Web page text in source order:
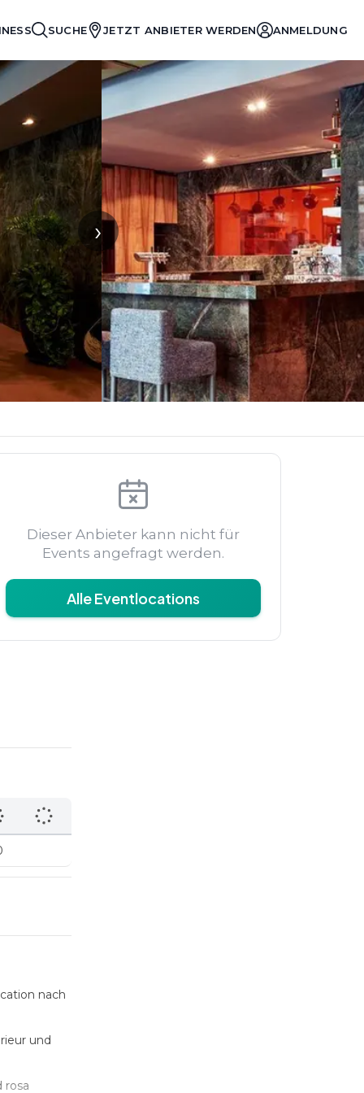
SUCHE JETZT ANBIETER WERDEN ANMELDUNG
›
Dieser Anbieter kann nicht für
Events angefragt werden.
Alle Eventlocations
nach
und
rosa